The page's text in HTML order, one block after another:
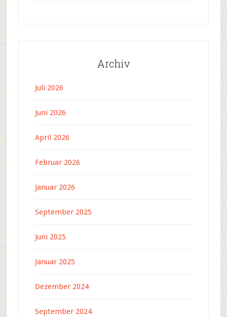
Archiv
Juli 2026
Juni 2026
April 2026
Februar 2026
Januar 2026
September 2025
Juni 2025
Januar 2025
Dezember 2024
September 2024